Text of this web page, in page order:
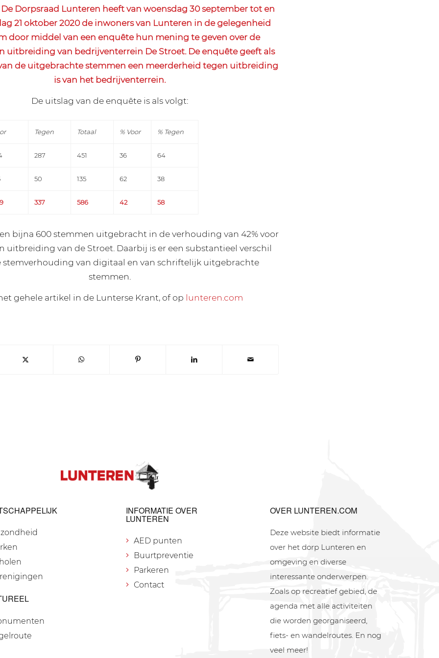
De Dorpsraad Lunteren heeft van woensdag 30 september tot en
21 oktober 2020 de inwoners van Lunteren in de gelegenheid
door middel van een enquête hun mening te geven over de
uitbreiding van bedrijventerrein De Stroet. De enquête geeft als
de uitgebrachte stemmen een meerderheid tegen uitbreiding
is van het bedrijventerrein.
De uitslag van de enquête is als volgt:
Tegen Totaal % Voor % Tegen
287 451 36 64
50 135 62 38
337 586 42 58
bijna 600 stemmen uitgebracht in de verhouding van 42% voor
uitbreiding van de Stroet. Daarbij is er een substantieel verschil
stemverhouding van digitaal en van schriftelijk uitgebrachte
stemmen.
gehele artikel in de Lunterse Krant, of op lunteren.com
INFORMATIE OVER
LUNTEREN
AED punten
Buurtpreventie
Parkeren
Contact
OVER LUNTEREN.COM
Deze website biedt informatie
over het dorp Lunteren en
omgeving en diverse
interessante onderwerpen.
Zoals op recreatief gebied, de
agenda met alle activiteiten
die worden georganiseerd,
fiets- en wandelroutes. En nog
veel meer!